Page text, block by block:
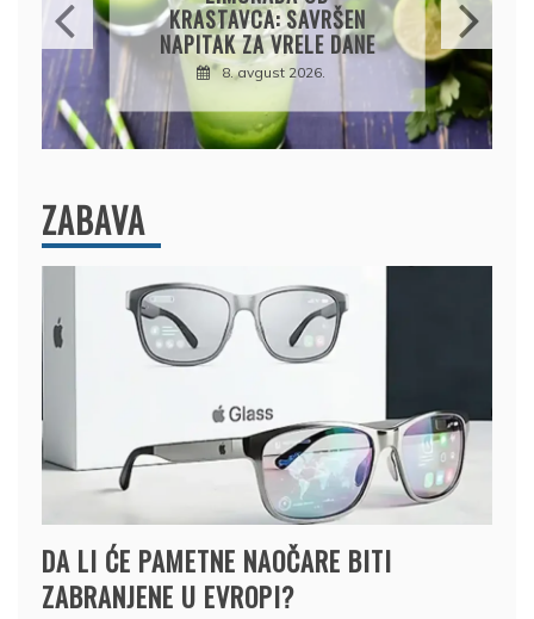
KORA, HRSKAVA I
UKUSNA
8. avgust 2026.
ZABAVA
DA LI ĆE PAMETNE NAOČARE BITI
ZABRANJENE U EVROPI?